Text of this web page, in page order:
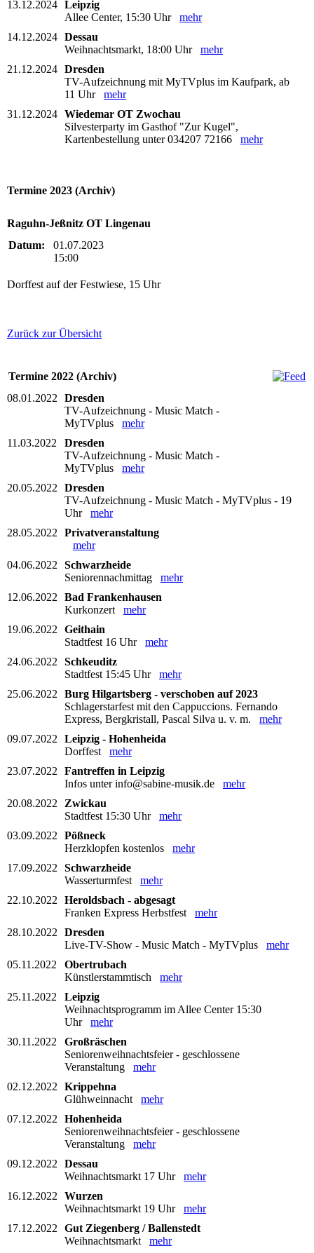
13.12.2024 Leipzig
Allee Center, 15:30 Uhr mehr
14.12.2024 Dessau
Weihnachtsmarkt, 18:00 Uhr mehr
21.12.2024 Dresden
TV-Aufzeichnung mit MyTVplus im Kaufpark, ab
11 Uhr mehr
31.12.2024 Wiedemar OT Zwochau
Silvesterparty im Gasthof "Zur Kugel",
Kartenbestellung unter 034207 72166 mehr
Termine 2023 (Archiv)
Raguhn-Jeßnitz OT Lingenau
Datum:
01.07.2023
15:00
Dorffest auf der Festwiese, 15 Uhr
Zurück zur Übersicht
Termine 2022 (Archiv)
08.01.2022
Dresden
TV-Aufzeichnung - Music Match -
MyTVplus mehr
11.03.2022
Dresden
TV-Aufzeichnung - Music Match -
MyTVplus mehr
20.05.2022
Dresden
TV-Aufzeichnung - Music Match - MyTVplus - 19
Uhr mehr
28.05.2022
Privatveranstaltung
mehr
04.06.2022
Schwarzheide
Seniorennachmittag mehr
12.06.2022
Bad Frankenhausen
Kurkonzert mehr
19.06.2022
Geithain
Stadtfest 16 Uhr mehr
24.06.2022
Schkeuditz
Stadtfest 15:45 Uhr mehr
25.06.2022
Burg Hilgartsberg - verschoben auf 2023
Schlagerstarfest mit den Cappuccions. Fernando
Express, Bergkristall, Pascal Silva u. v. m. mehr
09.07.2022
Leipzig - Hohenheida
Dorffest mehr
23.07.2022
Fantreffen in Leipzig
Infos unter info@sabine-musik.de mehr
20.08.2022
Zwickau
Stadtfest 15:30 Uhr mehr
03.09.2022
Pößneck
Herzklopfen kostenlos mehr
17.09.2022
Schwarzheide
Wasserturmfest mehr
22.10.2022
Heroldsbach - abgesagt
Franken Express Herbstfest mehr
28.10.2022
Dresden
Live-TV-Show - Music Match - MyTVplus mehr
05.11.2022
Obertrubach
Künstlerstammtisch mehr
25.11.2022
Leipzig
Weihnachtsprogramm im Allee Center 15:30
Uhr mehr
30.11.2022
Großräschen
Seniorenweihnachtsfeier - geschlossene
Veranstaltung mehr
02.12.2022
Krippehna
Glühweinnacht mehr
07.12.2022
Hohenheida
Seniorenweihnachtsfeier - geschlossene
Veranstaltung mehr
09.12.2022
Dessau
Weihnachtsmarkt 17 Uhr mehr
16.12.2022
Wurzen
Weihnachtsmarkt 19 Uhr mehr
17.12.2022
Gut Ziegenberg / Ballenstedt
Weihnachtsmarkt mehr